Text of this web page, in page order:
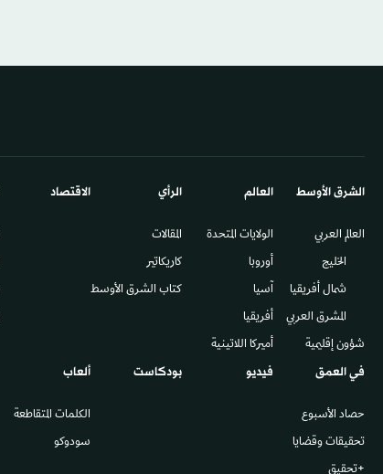
الشرق الأوسط​
العالم العربي
الخليج
شمال أفريقيا
المشرق العربي
شؤون إقليمية
العالم
الولايات المتحدة
أوروبا
آسيا
أفريقيا
أميركا اللاتينية
الرأي
المقالات
كاريكاتير
كتاب الشرق الأوسط
الاقتصاد
في العمق
حصاد الأسبوع
تحقيقات وقضايا
+تحقيق
فيديو بودكاست ألعاب
الكلمات المتقاطعة
سودوكو